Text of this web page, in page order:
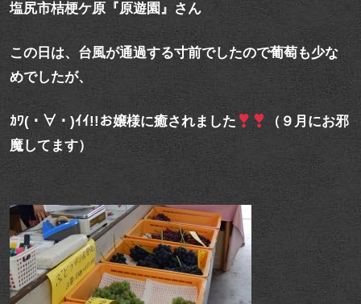
塩尻市桔梗ケ原『原遊園』さん
この日は、台風が通過する寸前でしたので葡萄も少な
めでしたが、
ｶﾜ(・∀・)ｲｲ!!お嬢様に癒されました
（９月にお邪
魔してます）